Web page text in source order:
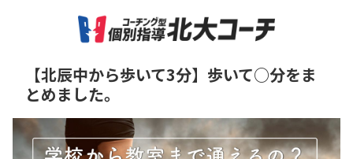
【北辰中から歩いて3分】歩いて○分をま
とめました。